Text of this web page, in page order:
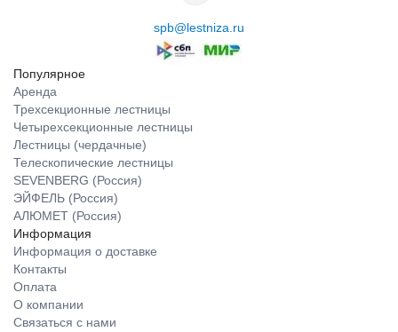
spb@lestniza.ru
Популярное
Аренда
Трехсекционные лестницы
Четырехсекционные лестницы
Лестницы (чердачные)
Телескопические лестницы
SEVENBERG (Россия)
ЭЙФЕЛЬ (Россия)
АЛЮМЕТ (Россия)
Информация
Информация о доставке
Контакты
Оплата
О компании
Связаться с нами